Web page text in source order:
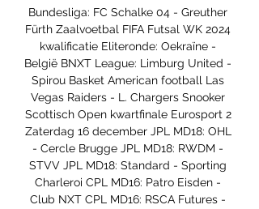
Bundesliga: FC Schalke 04 - Greuther
Fürth Zaalvoetbal FIFA Futsal WK 2024
kwalificatie Eliteronde: Oekraïne -
België BNXT League: Limburg United -
Spirou Basket American football Las
Vegas Raiders - L. Chargers Snooker
Scottisch Open kwartfinale Eurosport 2
Zaterdag 16 december JPL MD18: OHL
- Cercle Brugge JPL MD18: RWDM -
STVV JPL MD18: Standard - Sporting
Charleroi CPL MD16: Patro Eisden -
Club NXT CPL MD16: RSCA Futures -